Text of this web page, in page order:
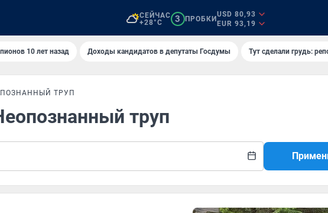
СЕЙЧАС
+28°C
3 ПРОБКИ
USD 80,93
EUR 93,19
10 лет назад Доходы кандидатов в депутаты Госдумы Тут сделали грудь:
ТРУП
труп